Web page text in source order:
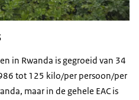
in Rwanda is gegroeid van 34
tot 125 kilo/per persoon/per
maar in de gehele EAC is